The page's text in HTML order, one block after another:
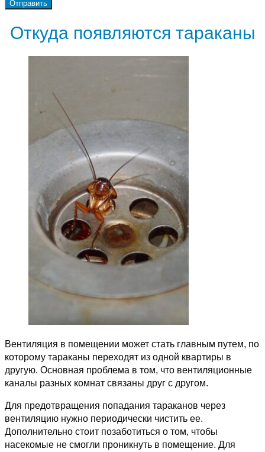
Откуда появляются тараканы
Вентиляция в помещении может стать главным путем, по
которому тараканы переходят из одной квартиры в
другую. Основная проблема в том, что вентиляционные
каналы разных комнат связаны друг с другом.
Для предотвращения попадания тараканов через
вентиляцию нужно периодически чистить ее.
Дополнительно стоит позаботиться о том, чтобы
насекомые не смогли проникнуть в помещение. Для